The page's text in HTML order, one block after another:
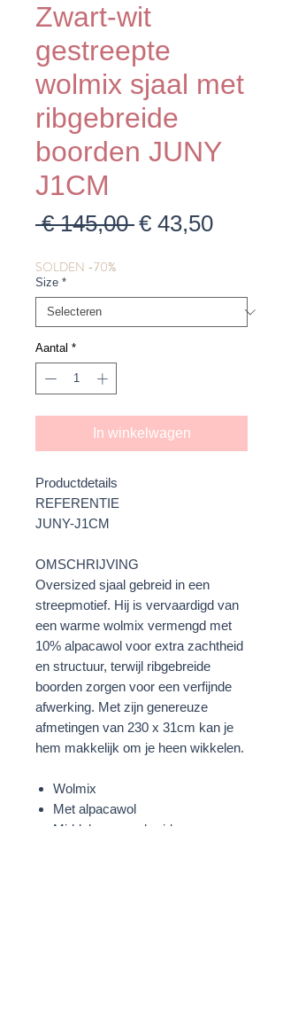
Zwart-wit
gestreepte
wolmix sjaal met
ribgebreide
boorden JUNY
J1CM
€ 145,00 Normale
€ 43,50
SOLDEN -70%
Size *
Aantal *
In winkelwagen
Productdetails
REFERENTIE
JUNY-J1CM
OMSCHRIJVING
Oversized sjaal gebreid in een
streepmotief. Hij is vervaardigd van
een warme wolmix vermengd met
10% alpacawol voor extra zachtheid
en structuur, terwijl ribgebreide
boorden zorgen voor een verfijnde
afwerking. Met zijn genereuze
afmetingen van 230 x 31cm kan je
hem makkelijk om je heen wikkelen.
Wolmix
Met alpacawol
Middelzwaar gebreid